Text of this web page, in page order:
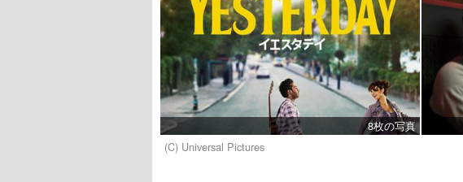
8枚の写真
(C) Universal Pictures